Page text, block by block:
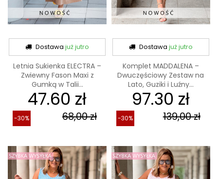
Dostawajuż jutro
Letnia Sukienka ELECTRA –
Zwiewny Fason Maxi z
Gumką w Talii...
47.60 zł
68,00 zł
-30%
Dostawa już jutro
Komplet MADDALENA –
Dwuczęściowy Zestaw na
Lato, Guziki i Luźny...
97.30 zł
139,00 zł
-30%